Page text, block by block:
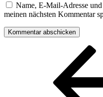
Name, E-Mail-Adresse
meinen nächsten Kommentar
Beitragsnavigation